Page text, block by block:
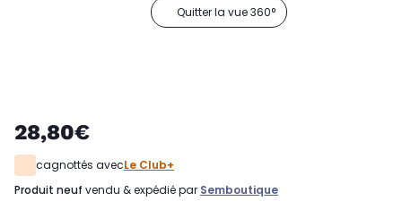
Quitter la vue 360°
28,80€
cagnottés avecLe Club+
produit neuf vendu & expédié par Semboutique